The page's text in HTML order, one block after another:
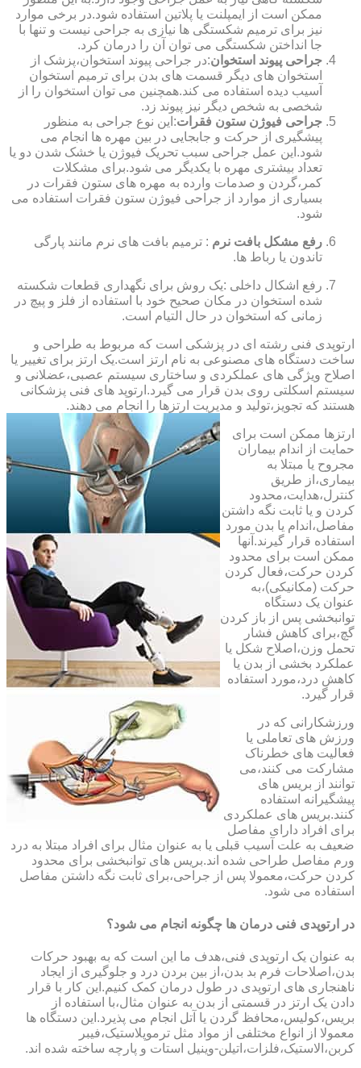
ممکن است از ایمپلنت یا پلاتین استفاده شود.در برخی موارد
نیز برای ترمیم شکستگی ها نیازی به جراحی نیست و تنها با
جا انداختن شکستگی می توان آن را درمان کرد.
جراحی پیوند استخوان:در جراحی پیوند استخوان،پزشک از
استخوان های دیگر قسمت های بدن برای ترمیم استخوان
آسیب دیده استفاده می کند.همچنین می توان استخوان را از
شخصی به شخص دیگر نیز پیوند زد.
جراحی فیوژن ستون فقرات:این نوع جراحی به منظور
پیشگیری از حرکت و جابجایی در بین مهره ها انجام می
شود.این عمل جراحی سبب تحریک فیوژن یا خشک شدن دو یا
تعداد بیشتری مهره با یکدیگر می شود.برای مشکلات
کمر،گردن و صدمات وارده به مهره های ستون فقرات در
بسیاری از موارد از جراحی فیوژن ستون فقرات استفاده می
شود.
رفع مشکل بافت نرم : ترمیم بافت های نرم مانند پارگی
تاندون یا رباط ها.
رفع اشکال داخلی :یک روش برای نگهداری قطعات شکسته
شده استخوان در مکان صحیح خود با استفاده از فلز و پیچ در
زمانی که استخوان در حال التیام است.
ارتوپدی فنی رشته ای در پزشکی است که مربوط به طراحی و
ساخت دستگاه های مصنوعی به نام ارتز است.یک ارتز برای تغییر یا
اصلاح ویژگی های عملکردی و ساختاری سیستم عصبی،عضلانی و
سیستم اسکلتی روی بدن قرار می گیرد.ارتوپد های فنی پزشکانی
هستند که تجویز،تولید و مدیریت ارتزها را انجام می دهند.
ارتزها ممکن است برای
حمایت از اندام بیماران
مجروح یا مبتلا به
بیماری،از طریق
کنترل،هدایت،محدود
کردن و یا ثابت نگه داشتن
مفاصل،اندام یا بدن مورد
استفاده قرار گیرند.آنها
ممکن است برای محدود
کردن حرکت،فعال کردن
حرکت (مکانیکی)،به
عنوان یک دستگاه
توانبخشی پس از باز کردن
گچ،برای کاهش فشار
تحمل وزن،اصلاح شکل یا
عملکرد بخشی از بدن یا
کاهش درد،مورد استفاده
قرار گیرد.
ورزشکارانی که در
ورزش های تعاملی یا
فعالیت های خطرناک
مشارکت می کنند،می
توانند از بریس های
پیشگیرانه استفاده
کنند.بریس های عملکردی
برای افراد دارای مفاصل
ضعیف به علت آسیب قبلی یا به عنوان مثال برای افراد مبتلا به درد
ورم مفاصل طراحی شده اند.بریس های توانبخشی برای محدود
کردن حرکت،معمولا پس از جراحی،برای ثابت نگه داشتن مفاصل
استفاده می شود.
در ارتوپدی فنی درمان ها چگونه انجام می شود؟
به عنوان یک ارتوپدی فنی،هدف ما این است که به بهبود حرکات
بدن،اصلاحات فرم بد بدن،از بین بردن درد و جلوگیری از ایجاد
ناهنجاری های ارتوپدی در طول درمان کمک کنیم.این کار با قرار
دادن یک ارتز در قسمتی از بدن به عنوان مثال،با استفاده از
بریس،کولیس،محافظ گردن یا آتل انجام می پذیرد.این دستگاه ها
معمولا از انواع مختلفی از مواد مثل ترموپلاستیک،فیبر
کربن،الاستیک،فلزات،اتیلن-وینیل استات و پارچه ساخته شده اند.